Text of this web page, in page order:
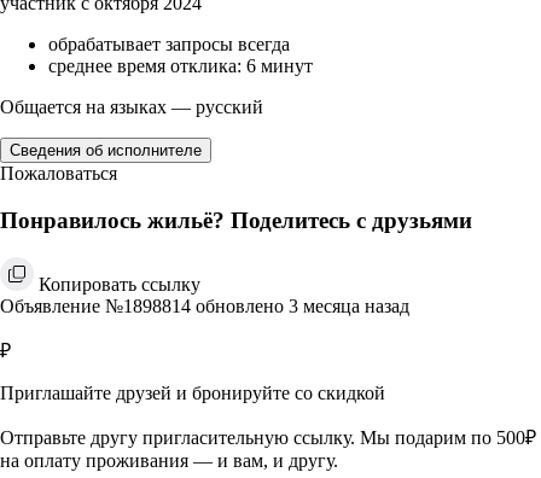
обрабатывает запросы всегда
среднее время отклика: 6 минут
Общается на языках — русский
Сведения об исполнителе
Пожаловаться
Понравилось жильё? Поделитесь с друзьями
Копировать ссылку
Объявление №1898814 обновлено 3 месяца назад
₽
Приглашайте друзей и бронируйте со скидкой
Отправьте другу пригласительную ссылку. Мы подарим по 500₽
на оплату проживания — и вам, и другу.